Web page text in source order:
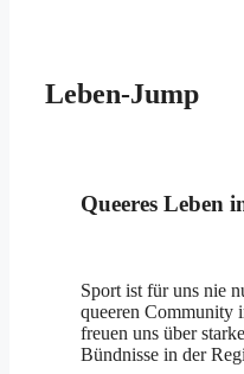
Leben-Jump
Queeres Leben
Sport ist für uns nie
queeren Community
freuen uns über
Bündnisse in der